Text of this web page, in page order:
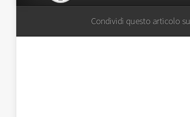
Condividi questo articolo su